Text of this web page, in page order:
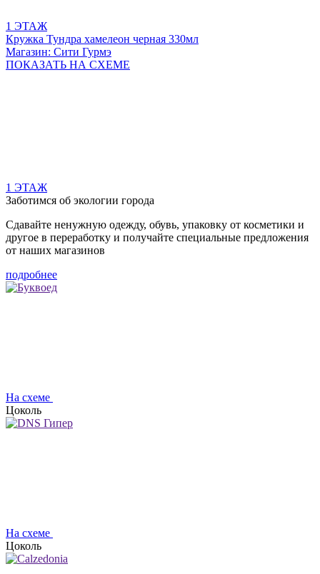
1 ЭТАЖ
Кружка Тундра хамелеон черная 330мл
Магазин: Сити Гурмэ
ПОКАЗАТЬ НА СХЕМЕ
1 ЭТАЖ
Заботимся об экологии города
Сдавайте ненужную одежду, обувь, упаковку от косметики и
другое в переработку и получайте специальные предложения
от наших магазинов
подробнее
На схеме
Цоколь
На схеме
Цоколь